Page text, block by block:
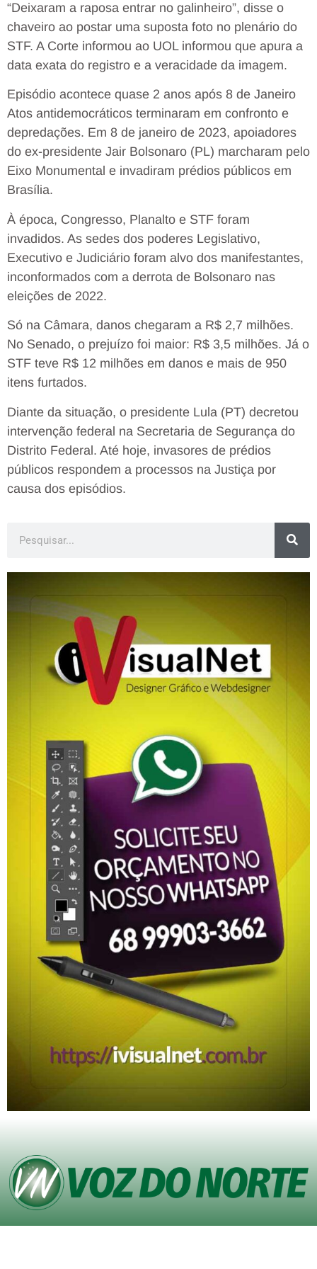
“Deixaram a raposa entrar no galinheiro”, disse o
chaveiro ao postar uma suposta foto no plenário do
STF. A Corte informou ao UOL informou que apura a
data exata do registro e a veracidade da imagem.
Episódio acontece quase 2 anos após 8 de Janeiro
Atos antidemocráticos terminaram em confronto e
depredações. Em 8 de janeiro de 2023, apoiadores
do ex-presidente Jair Bolsonaro (PL) marcharam pelo
Eixo Monumental e invadiram prédios públicos em
Brasília.
À época, Congresso, Planalto e STF foram
invadidos. As sedes dos poderes Legislativo,
Executivo e Judiciário foram alvo dos manifestantes,
inconformados com a derrota de Bolsonaro nas
eleições de 2022.
Só na Câmara, danos chegaram a R$ 2,7 milhões.
No Senado, o prejuízo foi maior: R$ 3,5 milhões. Já o
STF teve R$ 12 milhões em danos e mais de 950
itens furtados.
Diante da situação, o presidente Lula (PT) decretou
intervenção federal na Secretaria de Segurança do
Distrito Federal. Até hoje, invasores de prédios
públicos respondem a processos na Justiça por
causa dos episódios.